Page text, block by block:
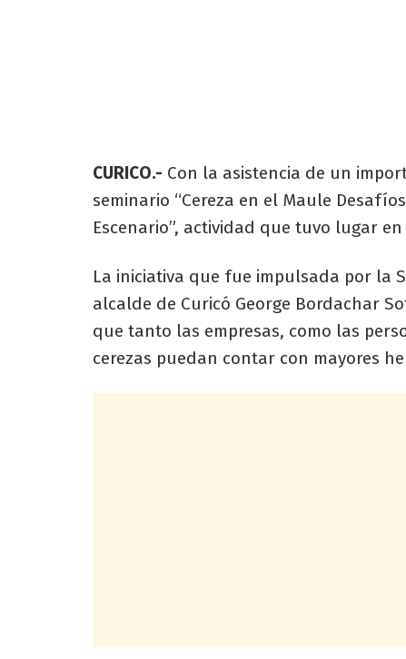
CURICO.- Con la asistencia de un
seminario “Cereza en el Maule
Escenario”, actividad que tuvo lugar
La iniciativa que fue impulsada por la
alcalde de Curicó George Bordachar
que tanto las empresas, como las
cerezas puedan contar con mayores